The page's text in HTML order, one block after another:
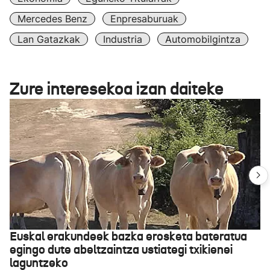
Mercedes Benz
Enpresaburuak
Lan Gatazkak
Industria Automobilgintza
Zure interesekoa izan daiteke
Euskal erakundeek bazka erosketa bateratua
egingo dute abeltzaintza ustiategi txikienei
laguntzeko